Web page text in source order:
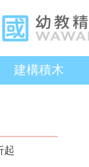
建構積木
起